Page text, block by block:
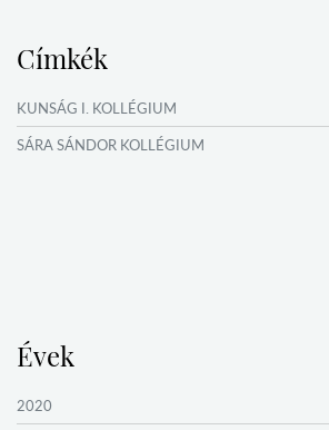
NYÁRI TÁBOROK
OKTATÁS, KULTÚRA
VERSENYEK, VETÉLKEDŐK
Címkék
KUNSÁG I. KOLLÉGIUM
SÁRA SÁNDOR KOLLÉGIUM
Évek
2020